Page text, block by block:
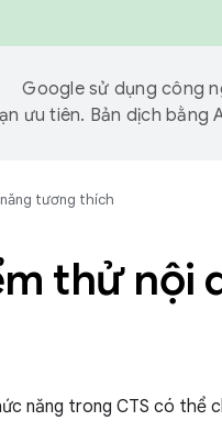
Google sử dụng công
ưu tiên. Bản dịch bằng
tương thích
thử nội
năng trong CTS có thể